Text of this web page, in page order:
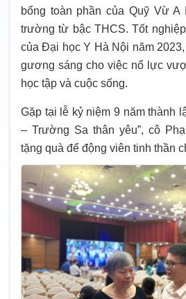
bổng toàn phần của Quỹ Vừ A
trường từ bậc THCS. Tốt
của Đại học Y Hà Nội năm
gương sáng cho việc nổ lực
học tập và cuộc sống.
Gặp tại lễ kỷ niệm 9 năm thành
– Trường Sa thân yêu”, cô
tặng quà để động viên tinh thần